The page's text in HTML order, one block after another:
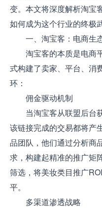
变。本文将深度解析淘宝
如何成为这个行业的终极武
一、淘宝客：电商生
淘宝客的本质是电商
式构建了卖家、平台、消
环：
佣金驱动机制
当淘宝客从联盟后台
该链接完成的交易都将产
品团队，他们通过分析商
求，构建起精准的推广矩
筛选，将美妆类目推广
平。
多渠道渗透战略